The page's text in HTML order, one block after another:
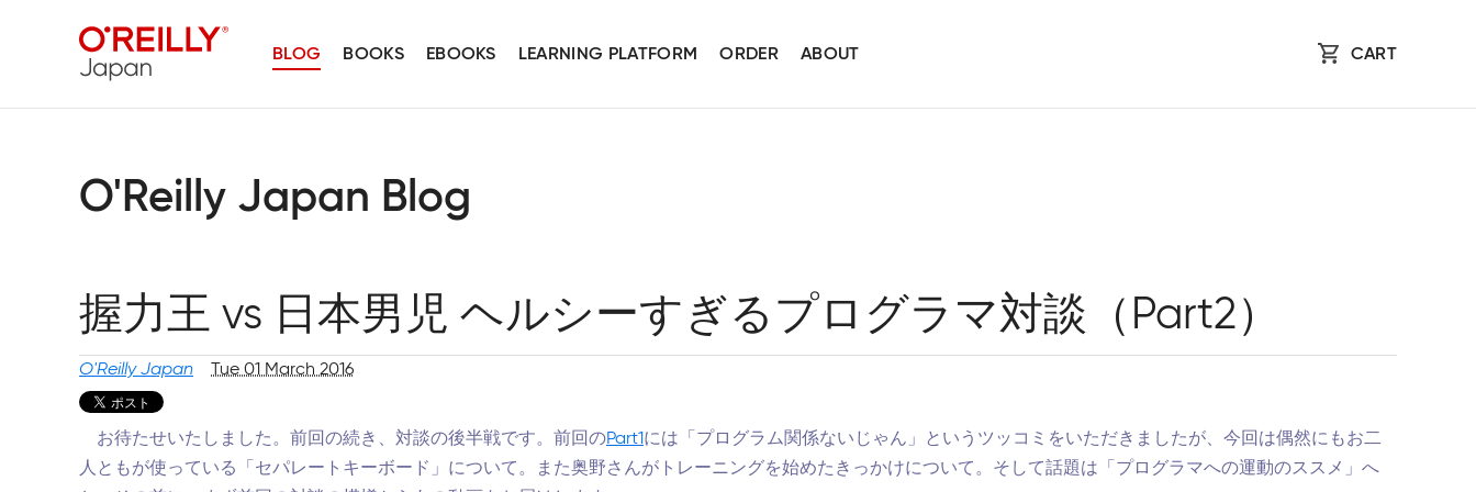
BLOG BOOKS EBOOKS LEARNING PLATFORM ORDER ABOUT CART
O'Reilly Japan Blog
握力王 vs 日本男児 ヘルシーすぎるプログラマ対談（Part2）
O'Reilly Japan Tue 01 March 2016
お待たせいたしました。前回の続き、対談の後半戦です。前回のPart1には「プログラム関係ないじゃん」というツッコミをいただきましたが、今回は偶然にもお二
人ともが使っている「セパレートキーボード」について。また奥野さんがトレーニングを始めたきっかけについて。そして話題は「プログラマへの運動のススメ」へ